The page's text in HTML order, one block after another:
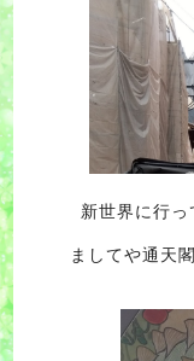
新世界に行
ましてや通天